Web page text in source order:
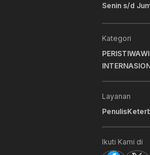
Senin s/d
Kategori
PERISTIWA
Layanan
Penulis
Ikuti Kami di